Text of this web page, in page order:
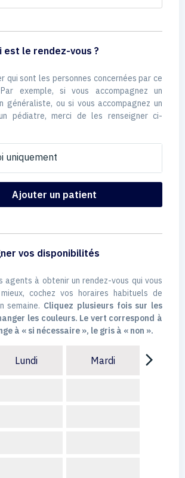
est le rendez-vous ?
qui sont les personnes concernées par ce
exemple, si vous accompagnez un
généraliste, ou si vous accompagnez un
pédiatre, merci de les renseigner ci-
uniquement
Ajouter un patient
vos disponibilités
agents à obtenir un rendez-vous qui vous
cochez vos horaires habituels de
semaine. Cliquez plusieurs fois sur les
les couleurs. Le vert correspond à
à « si nécessaire », le gris à « non ».
Lundi Mardi arrow_forward_ios